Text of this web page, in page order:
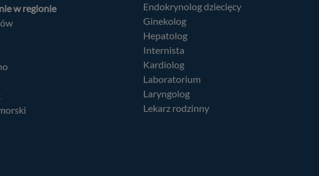
w regionie
Endokrynolog dziecięcy
Ginekolog
Hepatolog
Internista
Kardiolog
Laboratorium
Laryngolog
Lekarz rodzinny